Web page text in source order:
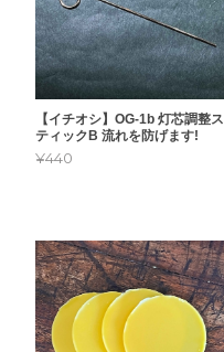
【イチオシ】OG-1b 灯芯調整ス
ティックB 流れを防げます!
¥440